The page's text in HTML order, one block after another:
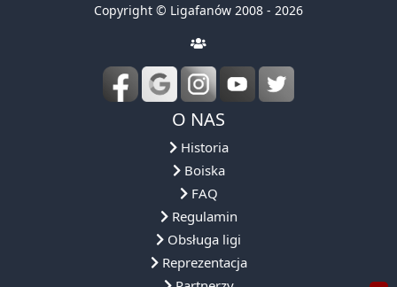
Copyright © Ligafanów 2008 - 2026
O NAS
Historia
Boiska
FAQ
Regulamin
Obsługa ligi
Reprezentacja